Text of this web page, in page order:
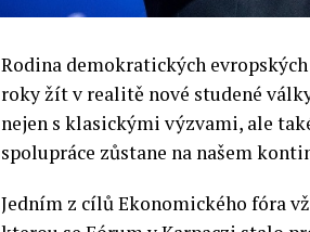
Rodina demokratických
roky žít v realitě nové studené
nejen s klasickými výzvami, ale
spolupráce zůstane na našem
Jedním z cílů Ekonomického fóra